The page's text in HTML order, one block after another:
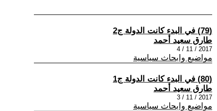
(79) في البدء كانت الدولة ج2
طارق سعيد أحمد
2017 / 11 / 4
مواضيع وابحاث سياسية
(80) في البدء كانت الدولة ج1
طارق سعيد أحمد
2017 / 11 / 3
مواضيع وابحاث سياسية